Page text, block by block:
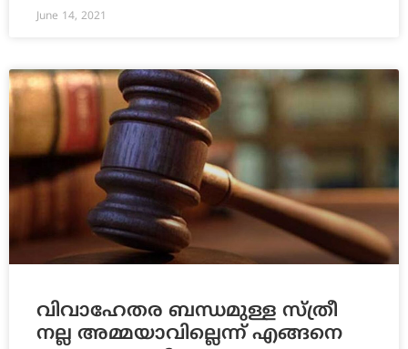
June 14, 2021
വിവാഹേതര ബന്ധമുള്ള സ്ത്രീ
നല്ല അമ്മയാവില്ലെന്ന് എങ്ങനെ